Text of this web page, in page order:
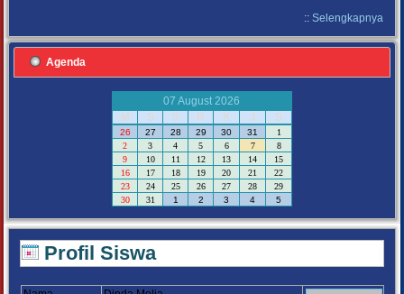
:: Selengkapnya
Agenda
07 August 2026
M
S S R K J S
26 27 28 29 30 31
1
2
3 4 5 6 7
8
9
10 11 12 13 14
15
16
17 18 19 20 21
22
23
24 25 26 27 28
29
30
31 1 2 3 4 5
Profil Siswa